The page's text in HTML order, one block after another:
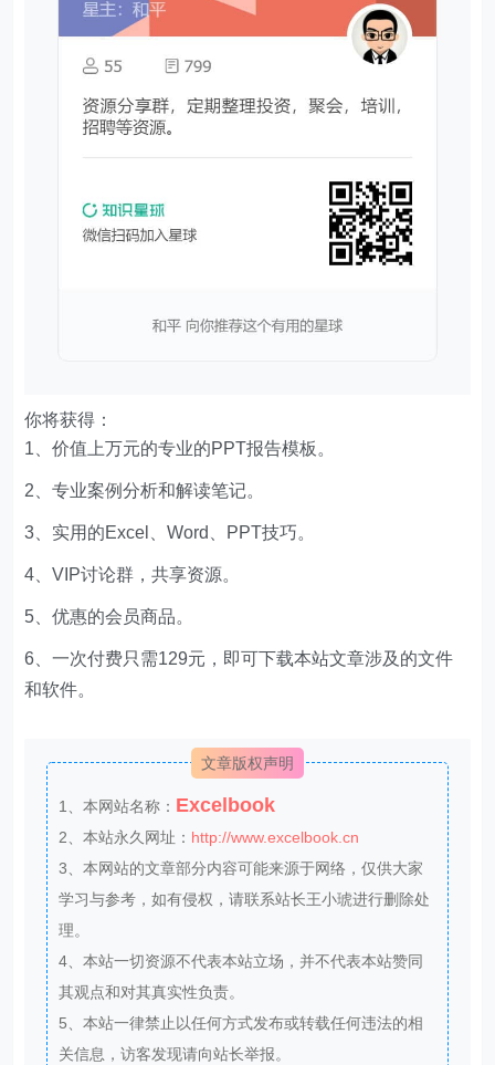
你将获得：
1、价值上万元的专业的PPT报告模板。
2、专业案例分析和解读笔记。
3、实用的Excel、Word、PPT技巧。
4、VIP讨论群，共享资源。
5、优惠的会员商品。
6、一次付费只需129元，即可下载本站文章涉及的文件
和软件。
文章版权声明
1、本网站名称： Excelbook
2、本站永久网址： http://www.excelbook.cn
3、本网站的文章部分内容可能来源于网络，仅供大家
学习与参考，如有侵权，请联系站长王小琥进行删除处
理。
4、本站一切资源不代表本站立场，并不代表本站赞同
其观点和对其真实性负责。
5、本站一律禁止以任何方式发布或转载任何违法的相
关信息，访客发现请向站长举报。